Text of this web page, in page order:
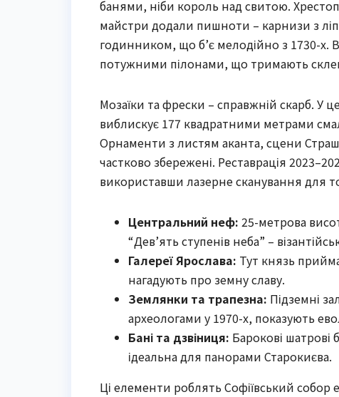
банями, ніби король над свитою.
майстри додали пишноти – карнизи з
годинником, що б’є мелодійно з 1730-х.
потужними пілонами, що тримають
Мозаїки та фрески – справжній скарб. У
виблискує 177 квадратними метрами
Орнаменти з листям аканта, сцени
частково збережені. Реставрація
використавши лазерне сканування для
Центральний неф: 25-метрова
“Дев’ять ступенів неба” –
Галереї Ярослава: Тут князь
нагадують про земну славу.
Землянки та трапезна: Підземні
археологами у 1970-х, показують
Бані та дзвіниця: Барокові шатрові
ідеальна для панорами Старокиєва.
Ці елементи роблять Софіївський собор